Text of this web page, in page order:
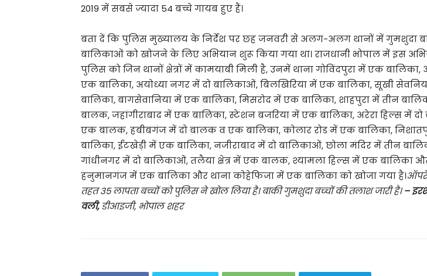
2019 में सबसे ज्यादा 54 बच्चे गायब हुए हैं।
बता दें कि पुलिस मुख्यालय के निर्देश पर छह जनवरी से अलग-अलग थानों में गुमशुदा
बालिकाओं को खोजने के लिए अभियान शुरू किया गया था। राजधानी भोपाल में इस
पुलिस को जिन थानों क्षेत्रों में कामयाबी मिली है, उनमें थाना गोविंदपुरा में एक बालिका,
एक बालिका, अयोध्या नगर में दो बालिकाओं, बिलखिरिया में एक बालिका, सूखी
बालिका, बागसेवानिया में एक बालिका, मिसरोद में एक बालिका, शाहपुरा में तीन
बालक, जहांगीराबाद में एक बालिका, स्टेशन बजरिया में एक बालिका, अरेरा हिल्स में
एक बालक, हबीबगंज में दो बालक व एक बालिका, कोलार रोड में एक बालिका,
बालिका, ईंटखेड़ी में एक बालिका, नजीराबाद में दो बालिकाओं, छोला मंदिर में तीन
गांधीनगर में दो बालिकाओं, तलैया क्षेत्र में एक बालक, श्यामला हिल्स में एक बालिका
हनुमानगंज में एक बालिका और थाना कोहेफिजा में एक बालिका को खोजा गया है।
तहत 35 लापता बच्चों को पुलिस ने खोल लिया है। बाकी गुमशुदा बच्‍चों की तलाश जारी है।–
वली,डीआइजी, भोपाल शहर